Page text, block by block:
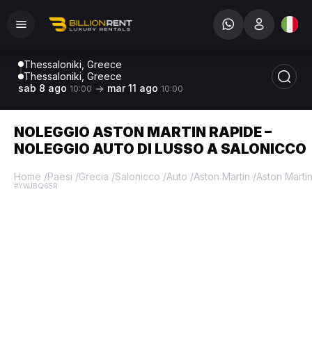
Thessaloniki, Greece
Thessaloniki, Greece
sab 8 ago 10:00 mar 11 ago 10:00
NOLEGGIO ASTON MARTIN RAPIDE –
NOLEGGIO AUTO DI LUSSO A SALONICCO
Home /Paesi /Grecia /Salonicco /Auto /Aston Martin /Aston
#YWJBQ65R